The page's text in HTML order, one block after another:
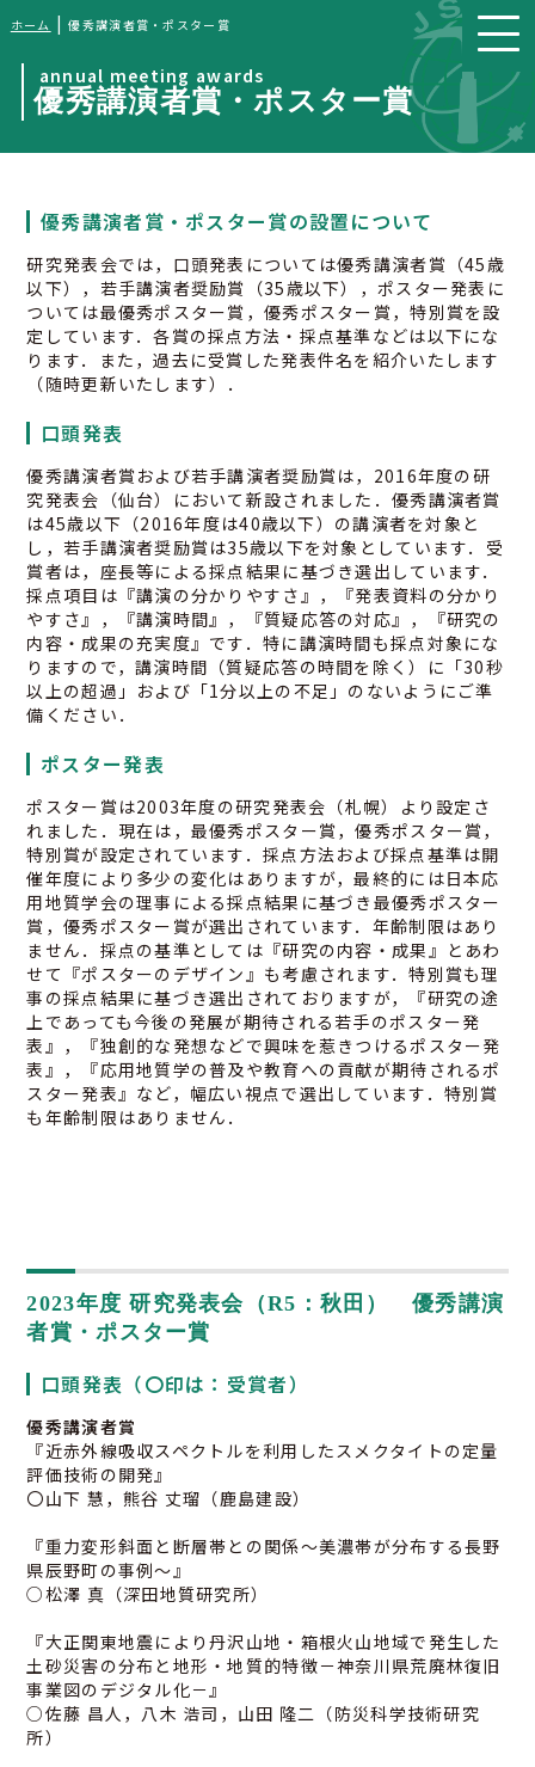
03-3259-8232
ホーム |優秀講演者賞・ポスター賞
annual meeting awards
優秀講演者賞・ポスター賞
優秀講演者賞・ポスター賞の設置について
研究発表会では，口頭発表については優秀講演者賞（45歳
以下），若手講演者奨励賞（35歳以下），ポスター発表に
ついては最優秀ポスター賞，優秀ポスター賞，特別賞を設
定しています．各賞の採点方法・採点基準などは以下にな
ります．また，過去に受賞した発表件名を紹介いたします
（随時更新いたします）．
口頭発表
優秀講演者賞および若手講演者奨励賞は，2016年度の研
究発表会（仙台）において新設されました．優秀講演者賞
は45歳以下（2016年度は40歳以下）の講演者を対象と
し，若手講演者奨励賞は35歳以下を対象としています．受
賞者は，座長等による採点結果に基づき選出しています．
採点項目は『講演の分かりやすさ』，『発表資料の分かり
やすさ』，『講演時間』，『質疑応答の対応』，『研究の
内容・成果の充実度』です．特に講演時間も採点対象にな
りますので，講演時間（質疑応答の時間を除く）に「30秒
以上の超過」および「1分以上の不足」のないようにご準
備ください．
ポスター発表
ポスター賞は2003年度の研究発表会（札幌）より設定さ
れました．現在は，最優秀ポスター賞，優秀ポスター賞，
特別賞が設定されています．採点方法および採点基準は開
催年度により多少の変化はありますが，最終的には日本応
用地質学会の理事による採点結果に基づき最優秀ポスター
賞，優秀ポスター賞が選出されています．年齢制限はあり
ません．採点の基準としては『研究の内容・成果』とあわ
せて『ポスターのデザイン』も考慮されます．特別賞も理
事の採点結果に基づき選出されておりますが，『研究の途
上であっても今後の発展が期待される若手のポスター発
表』，『独創的な発想などで興味を惹きつけるポスター発
表』，『応用地質学の普及や教育への貢献が期待されるポ
スター発表』など，幅広い視点で選出しています．特別賞
も年齢制限はありません．
2023年度 研究発表会（R5：秋田） 優秀講演
者賞・ポスター賞
口頭発表（〇印は：受賞者）
優秀講演者賞
『近赤外線吸収スペクトルを利用したスメクタイトの定量
評価技術の開発』
〇山下 慧，熊谷 丈瑠（鹿島建設）
『重力変形斜面と断層帯との関係～美濃帯が分布する長野
県辰野町の事例～』
○松澤 真（深田地質研究所）
『大正関東地震により丹沢山地・箱根火山地域で発生した
土砂災害の分布と地形・地質的特徴－神奈川県荒廃林復旧
事業図のデジタル化－』
○佐藤 昌人，八木 浩司，山田 隆二（防災科学技術研究
所）